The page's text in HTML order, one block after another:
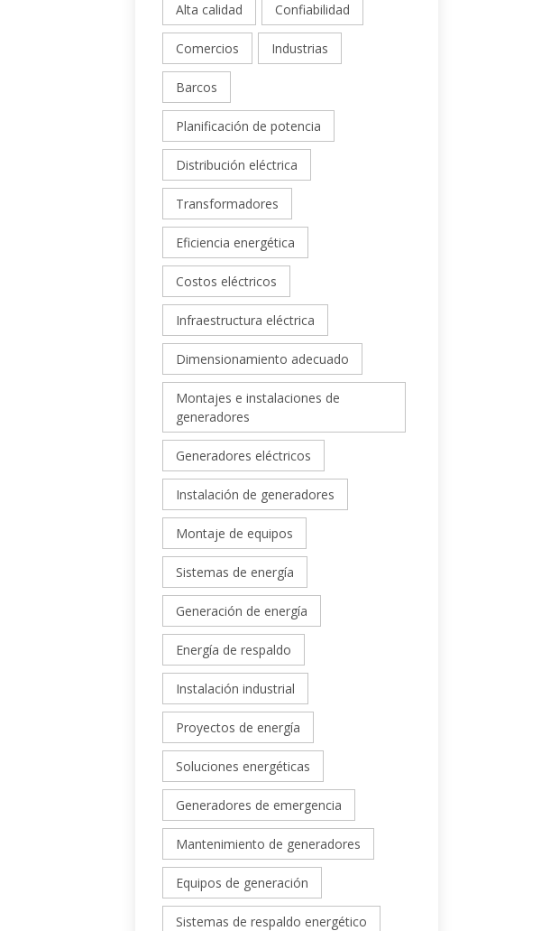
Alta calidad Confiabilidad
Comercios Industrias
Barcos
Planificación de potencia
Distribución eléctrica
Transformadores
Eficiencia energética
Costos eléctricos
Infraestructura eléctrica
Dimensionamiento adecuado
Montajes e instalaciones de
generadores
Generadores eléctricos
Instalación de generadores
Montaje de equipos
Sistemas de energía
Generación de energía
Energía de respaldo
Instalación industrial
Proyectos de energía
Soluciones energéticas
Generadores de emergencia
Mantenimiento de generadores
Equipos de generación
Sistemas de respaldo energético